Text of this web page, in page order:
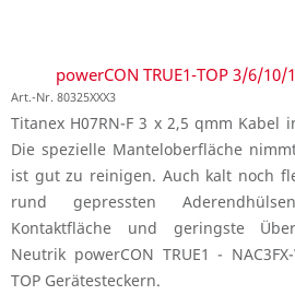
powerCON TRUE1-TOP 3/6/
Art.-Nr. 80325XXX3
Titanex H07RN-F 3 x 2,5 qmm Kabel
Die spezielle Manteloberfläche
ist gut zu reinigen. Auch kalt noch
rund gepressten
Kontaktfläche und geringste
Neutrik powerCON TRUE1 -
TOP Gerätesteckern.